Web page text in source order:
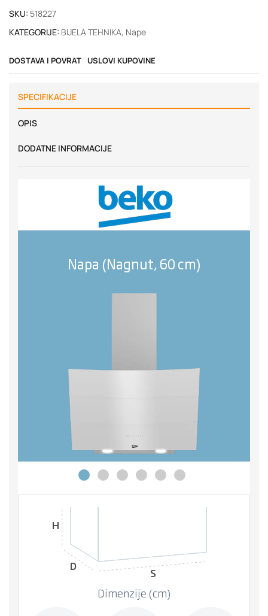
SKU: 518227
KATEGORIJE: BIJELA TEHNIKA, Nape
DOSTAVA I POVRAT USLOVI KUPOVINE
SPECIFIKACIJE
OPIS
DODATNE INFORMACIJE
Napa (Nagnut, 60 cm)
H
D
S
Dimenzije (cm)